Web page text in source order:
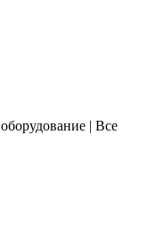
| Все